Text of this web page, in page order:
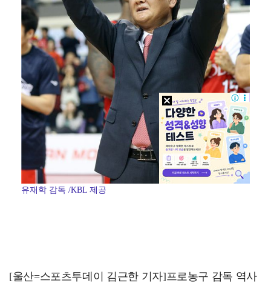
유재학 감독 /KBL 제공
[울산=스포츠투데이 김근한 기자]프로농구 감독 역사